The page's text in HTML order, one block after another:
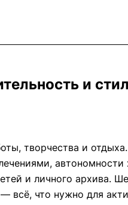
и
творчества и
автономности
и личного архива.
всё, что нужно для